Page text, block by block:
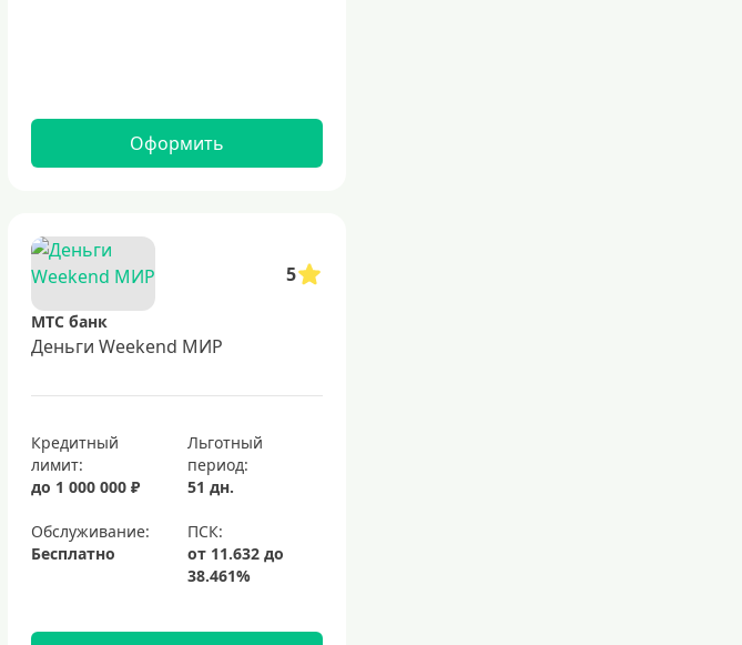
Оформить
5
МТС банк
Деньги Weekend МИР
Кредитный
лимит:
до 1 000 000 ₽
Льготный
период:
51 дн.
Обслуживание:
Бесплатно